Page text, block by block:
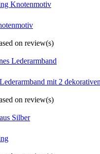
on review(s)
mit 2
on review(s)